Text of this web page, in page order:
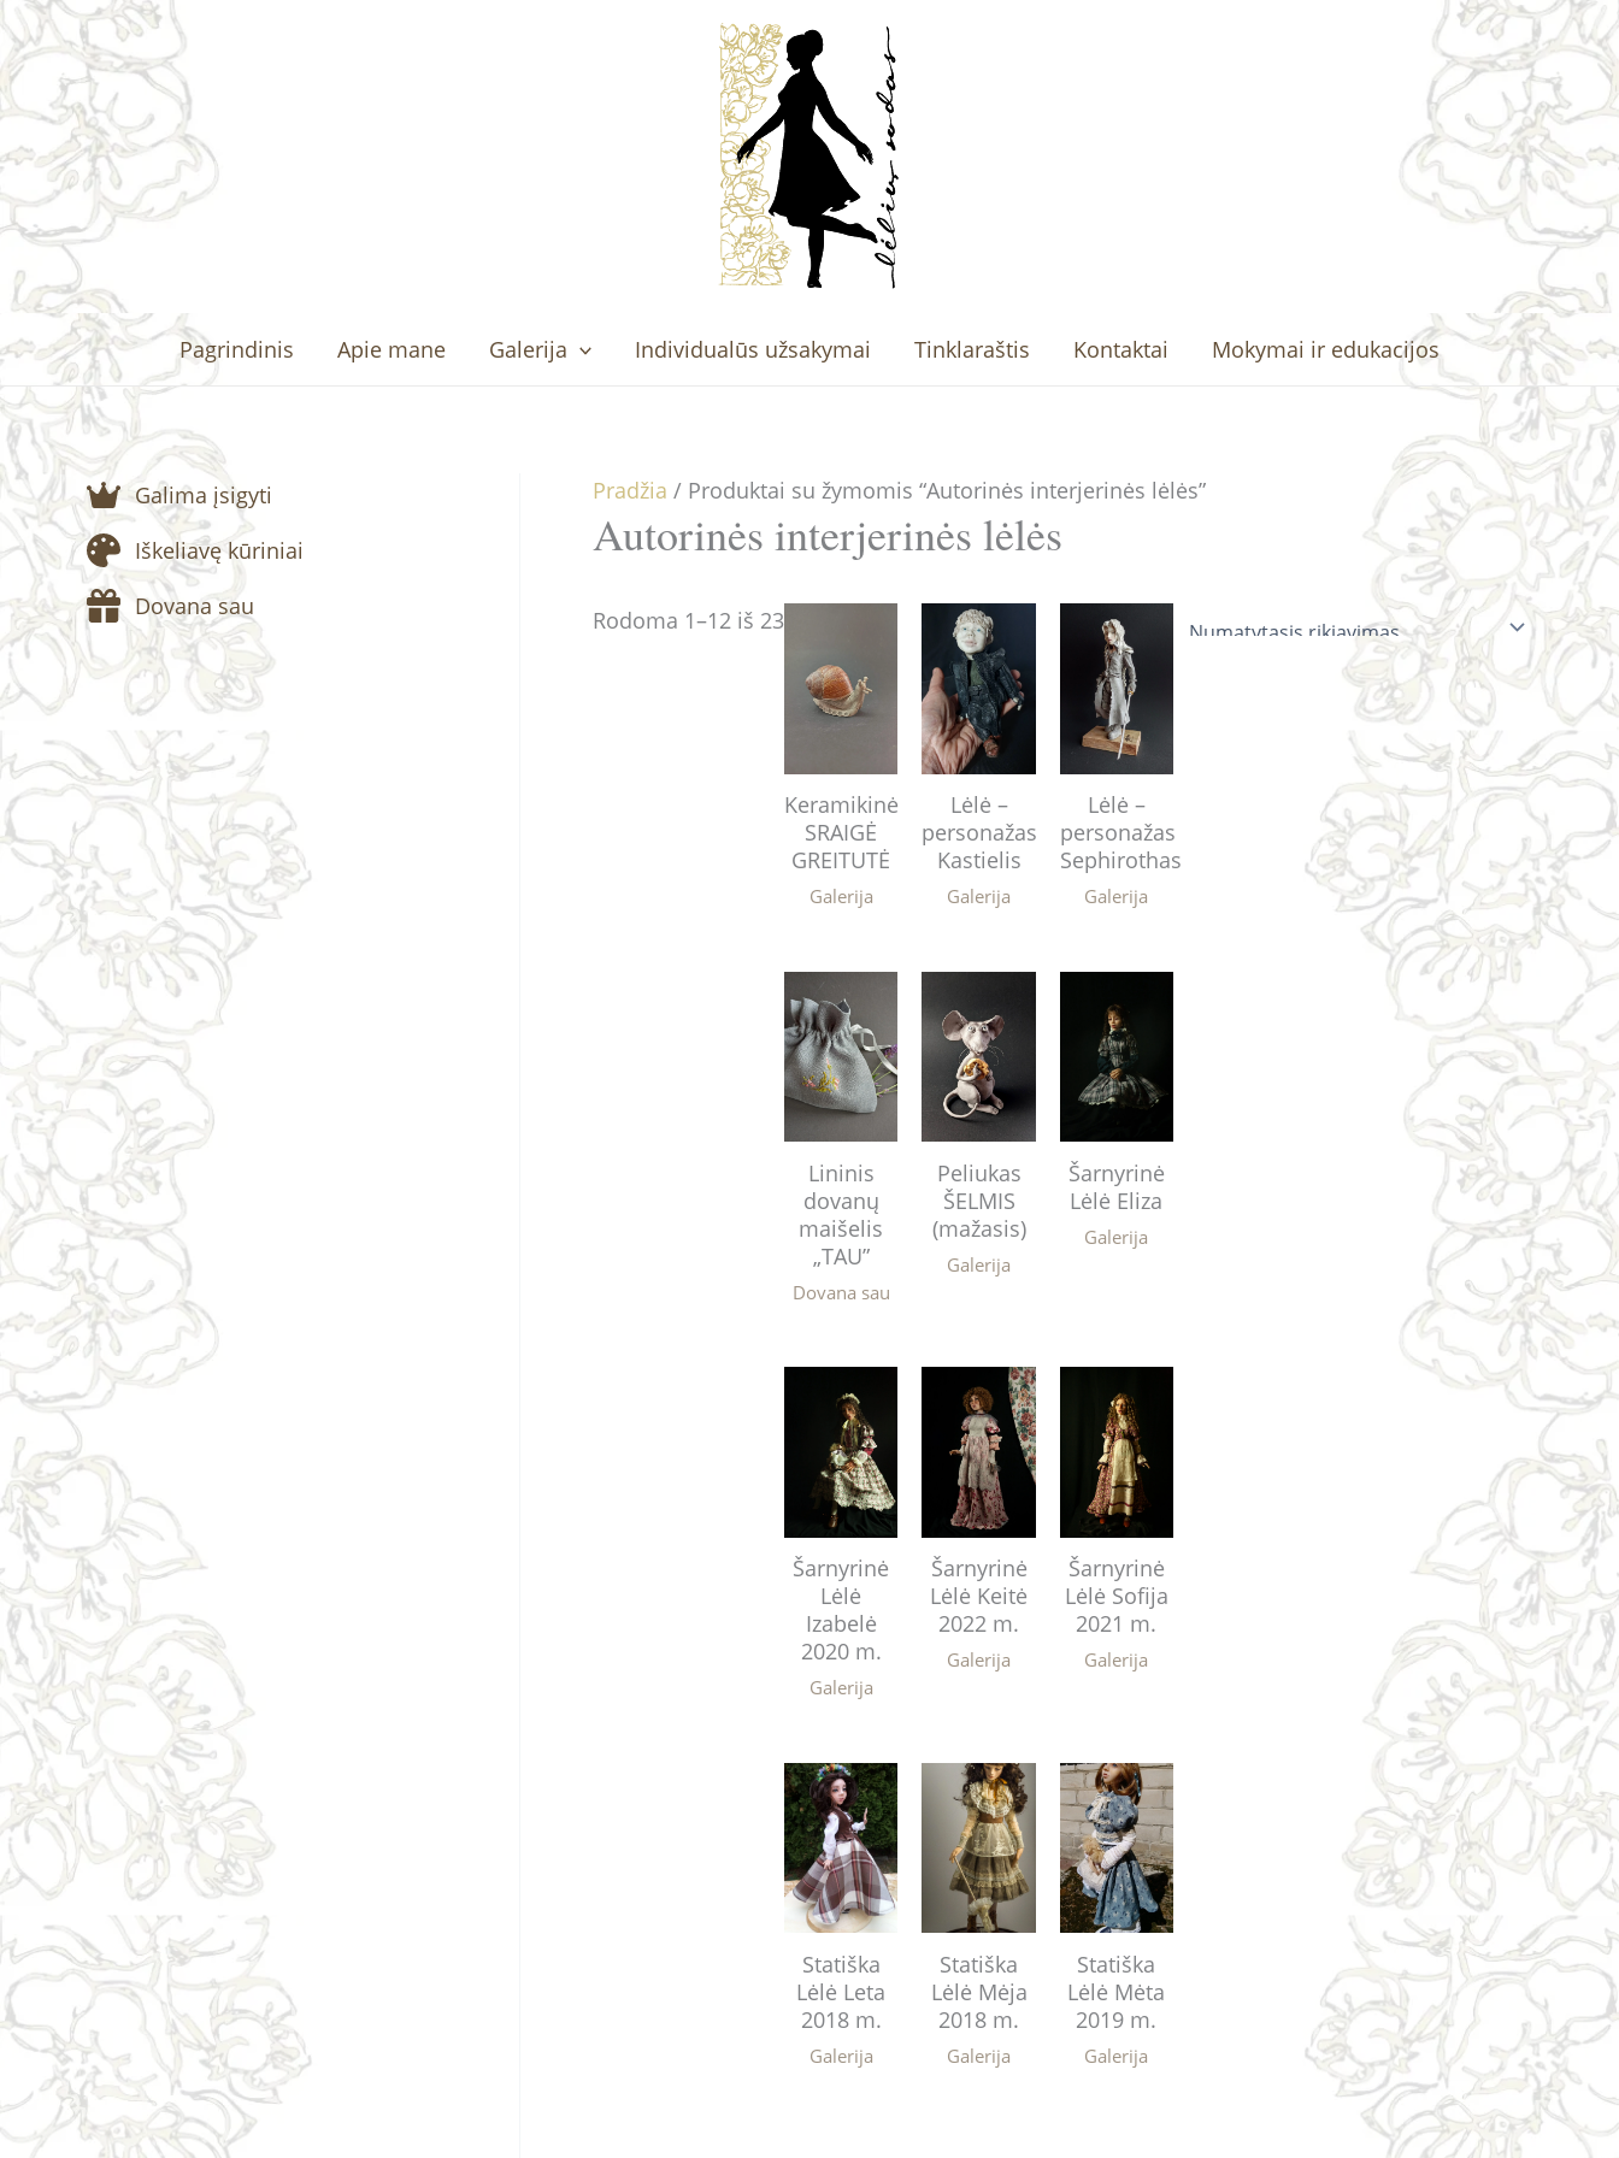
Pereiti
prie
turinio
Pagrindinis Apie mane Galerija Individualūs užsakymai Tinklaraštis Kontaktai Mokymai ir edukacijos
Galima įsigyti
Iškeliavę kūriniai
Dovana sau
Pradžia / Produktai su žymomis “Autorinės interjerinės lėlės”
Autorinės interjerinės lėlės
Rodoma 1–12 iš 23
Keramikinė
SRAIGĖ
GREITUTĖ
Galerija
Lėlė –
personažas
Kastielis
Galerija
Lėlė –
personažas
Sephirothas
Galerija
Lininis
dovanų
maišelis
„TAU”
Dovana sau
Peliukas
ŠELMIS
(mažasis)
Galerija
Šarnyrinė
Lėlė Eliza
Galerija
Šarnyrinė
Lėlė
Izabelė
2020 m.
Galerija
Šarnyrinė
Lėlė Keitė
2022 m.
Galerija
Šarnyrinė
Lėlė Sofija
2021 m.
Galerija
Statiška
Lėlė Leta
2018 m.
Galerija
Statiška
Lėlė Mėja
2018 m.
Galerija
Statiška
Lėlė Mėta
2019 m.
Galerija